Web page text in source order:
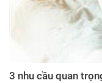
3 nhu cầu quan